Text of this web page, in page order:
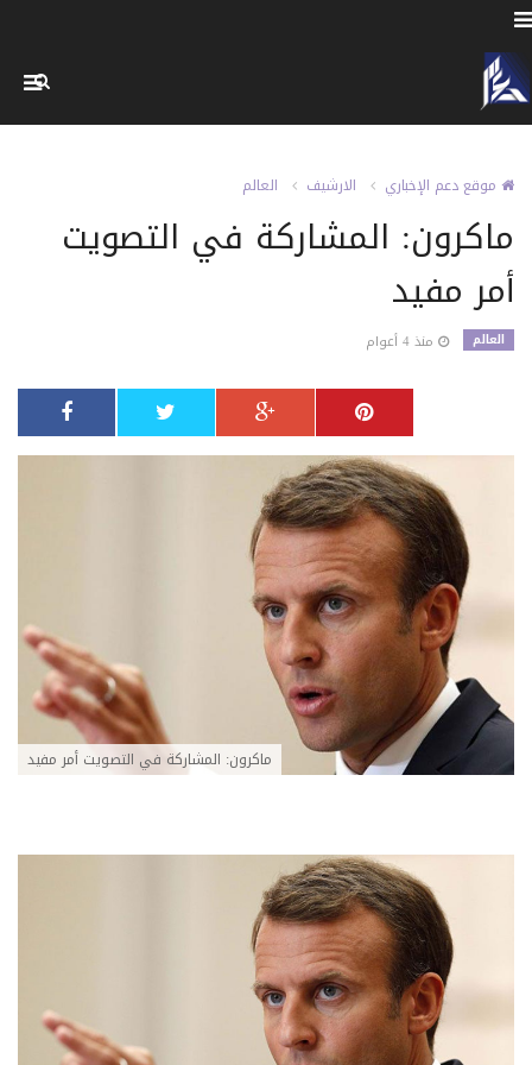
موقع دعم الإخباري الارشيف العالم
ماكرون: المشاركة في التصويت
أمر مفيد
العالم منذ 4 أعوام
ماكرون: المشاركة في التصويت أمر مفيد